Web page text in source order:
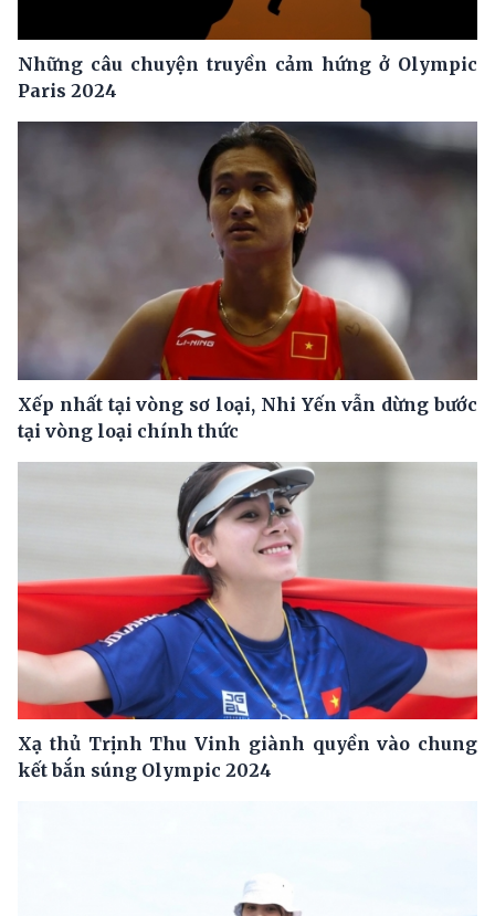
Những câu chuyện truyền cảm hứng ở Olympic
Paris 2024
Xếp nhất tại vòng sơ loại, Nhi Yến vẫn dừng bước
tại vòng loại chính thức
Xạ thủ Trịnh Thu Vinh giành quyền vào chung
kết bắn súng Olympic 2024